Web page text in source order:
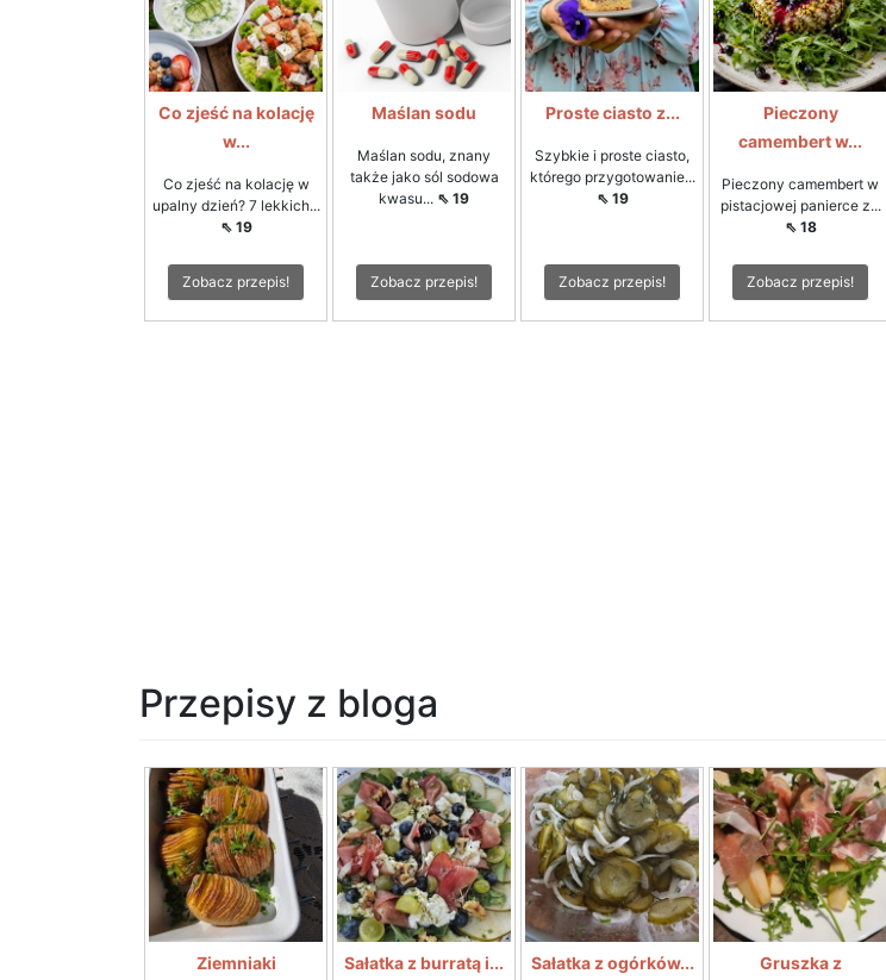
Co zjeść na kolację
w...
Co zjeść na kolację w
upalny dzień? 7 lekkich...
⇖ 19
Zobacz przepis!
Maślan sodu
Maślan sodu, znany
także jako sól sodowa
kwasu... ⇖ 19
Zobacz przepis!
Proste ciasto z...
Szybkie i proste ciasto,
którego przygotowanie...
⇖ 19
Zobacz przepis!
Pieczony
camembert w...
Pieczony camembert w
pistacjowej panierce z...
⇖ 18
Zobacz przepis!
Przepisy z bloga
Ziemniaki
Sałatka z burratą i... Sałatka z ogórków...
Gruszka z